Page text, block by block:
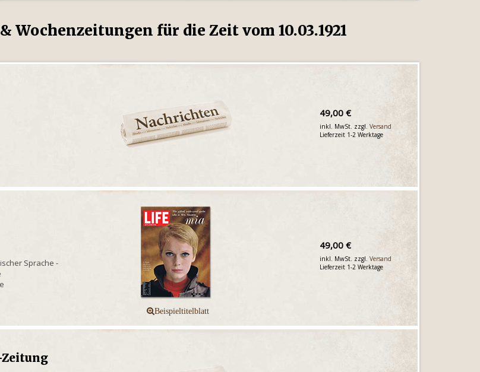
für die Zeit vom 10.03.1921
49,00 €
inkl. MwSt. zzgl.Versand
Lieferzeit 1-2 Werktage
Sprache -
49,00 €
inkl. MwSt. zzgl.Versand
Lieferzeit 1-2 Werktage